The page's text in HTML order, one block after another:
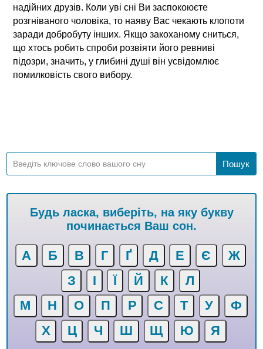
надійних друзів. Коли уві сні Ви заспокоюєте
розгніваного чоловіка, то наяву Вас чекають клопоти
заради добробуту інших. Якщо закоханому сниться,
що хтось робить спроби розвіяти його ревниві
підозри, значить, у глибині душі він усвідомлює
помилковість свого вибору.
Будь ласка, виберіть, на яку букву
починається Ваш сон.
А Б В Г Ґ Д Е Є
Ж
З
І Ї Й К
Л
М
Н О П Р С Т У
Ф
Х
Ц Ч Ш Щ Ю Я